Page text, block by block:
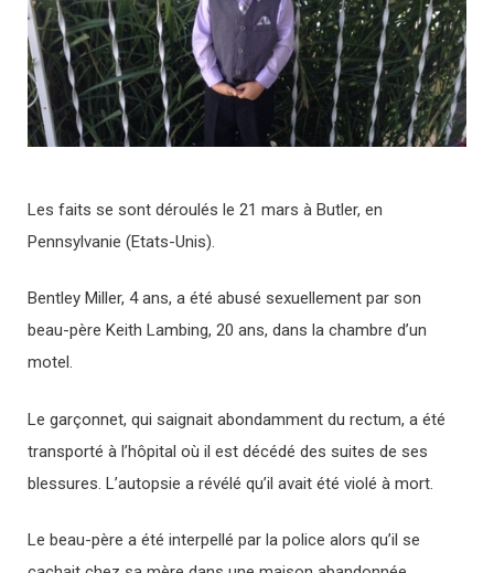
Les faits se sont déroulés le 21 mars à Butler, en
Pennsylvanie (Etats-Unis).
Bentley Miller, 4 ans, a été abusé sexuellement par son
beau-père Keith Lambing, 20 ans, dans la chambre d’un
motel.
Le garçonnet, qui saignait abondamment du rectum, a été
transporté à l’hôpital où il est décédé des suites de ses
blessures. L’autopsie a révélé qu’il avait été violé à mort.
Le beau-père a été interpellé par la police alors qu’il se